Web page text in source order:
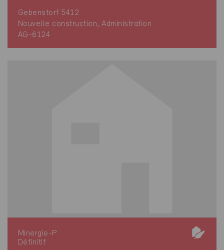
Gebenstorf 5412
Nouvelle construction, Administration
AG-6124
Minergie-P
Définitif